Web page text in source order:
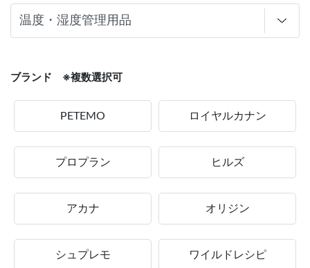
ブランド ※複数選択可
PETEMO ロイヤルカナン
プロプラン ヒルズ
アカナ オリジン
シュプレモ ワイルドレシピ